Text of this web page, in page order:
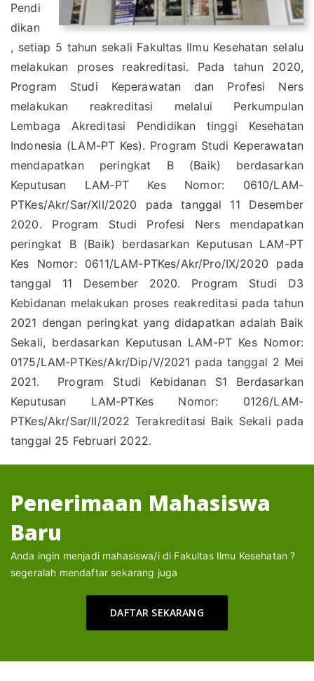
Pendi
dikan
, setiap 5 tahun sekali Fakultas Ilmu Kesehatan selalu
melakukan proses reakreditasi. Pada tahun 2020,
Program Studi Keperawatan dan Profesi Ners
melakukan reakreditasi melalui Perkumpulan
Lembaga Akreditasi Pendidikan tinggi Kesehatan
Indonesia (LAM-PT Kes). Program Studi Keperawatan
mendapatkan peringkat B (Baik) berdasarkan
Keputusan LAM-PT Kes Nomor: 0610/LAM-
PTKes/Akr/Sar/XII/2020 pada tanggal 11 Desember
2020. Program Studi Profesi Ners mendapatkan
peringkat B (Baik) berdasarkan Keputusan LAM-PT
Kes Nomor: 0611/LAM-PTKes/Akr/Pro/IX/2020 pada
tanggal 11 Desember 2020. Program Studi D3
Kebidanan melakukan proses reakreditasi pada tahun
2021 dengan peringkat yang didapatkan adalah Baik
Sekali, berdasarkan Keputusan LAM-PT Kes Nomor:
0175/LAM-PTKes/Akr/Dip/V/2021 pada tanggal 2 Mei
2021. Program Studi Kebidanan S1 Berdasarkan
Keputusan LAM-PTKes Nomor: 0126/LAM-
PTKes/Akr/Sar/II/2022 Terakreditasi Baik Sekali pada
tanggal 25 Februari 2022.
Penerimaan Mahasiswa
Baru
Anda ingin menjadi mahasiswa/i di Fakultas Ilmu Kesehatan ?
segeralah mendaftar sekarang juga
DAFTAR SEKARANG